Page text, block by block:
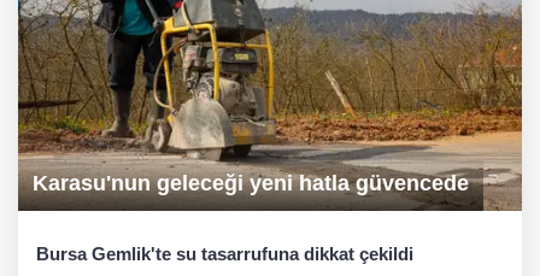
Karasu'nun geleceği yeni hatla güvencede
Bursa Gemlik'te su tasarrufuna dikkat çekildi